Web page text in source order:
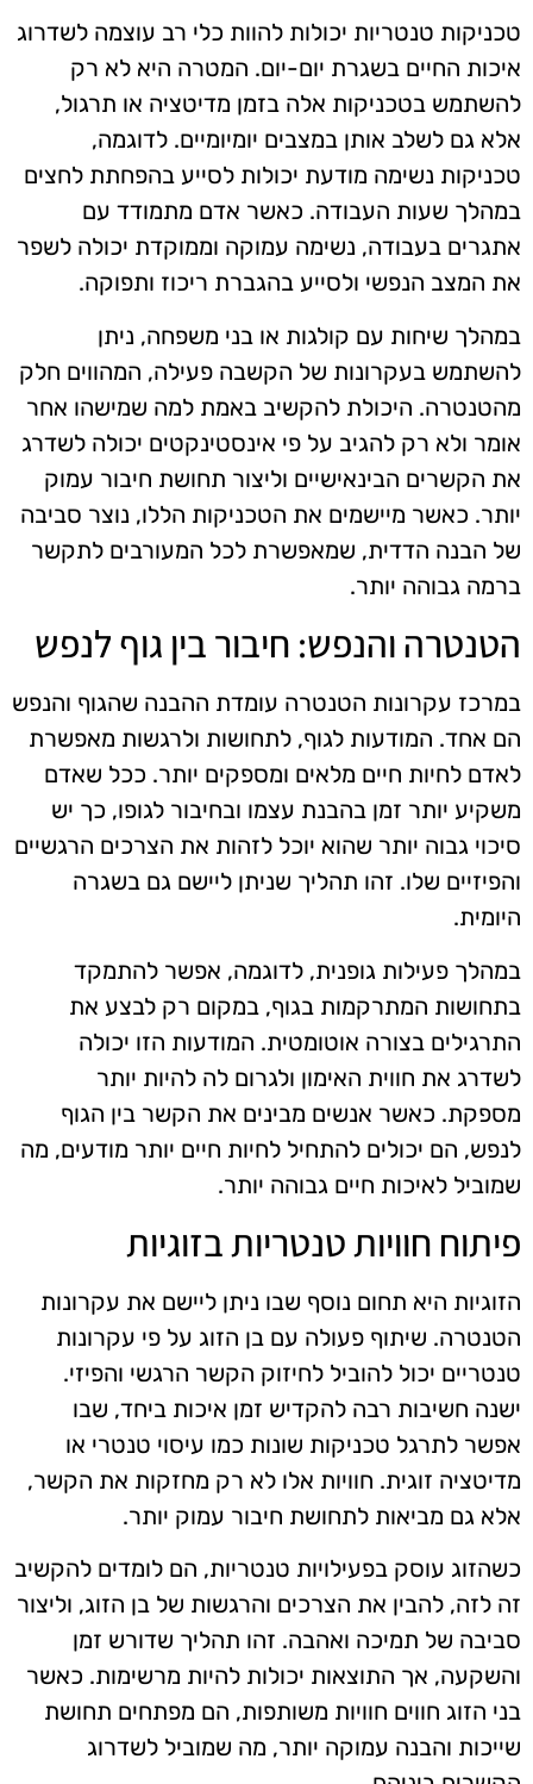
טכניקות טנטריות יכולות להוות כלי רב עוצמה לשדרוג
איכות החיים בשגרת יום-יום. המטרה היא לא רק
להשתמש בטכניקות אלה בזמן מדיטציה או תרגול,
אלא גם לשלב אותן במצבים יומיומיים. לדוגמה,
טכניקות נשימה מודעת יכולות לסייע בהפחתת לחצים
במהלך שעות העבודה. כאשר אדם מתמודד עם
אתגרים בעבודה, נשימה עמוקה וממוקדת יכולה לשפר
את המצב הנפשי ולסייע בהגברת ריכוז ותפוקה.
במהלך שיחות עם קולגות או בני משפחה, ניתן
להשתמש בעקרונות של הקשבה פעילה, המהווים חלק
מהטנטרה. היכולת להקשיב באמת למה שמישהו אחר
אומר ולא רק להגיב על פי אינסטינקטים יכולה לשדרג
את הקשרים הבינאישיים וליצור תחושת חיבור עמוק
יותר. כאשר מיישמים את הטכניקות הללו, נוצר סביבה
של הבנה הדדית, שמאפשרת לכל המעורבים לתקשר
ברמה גבוהה יותר.
הטנטרה והנפש: חיבור בין גוף לנפש
במרכז עקרונות הטנטרה עומדת ההבנה שהגוף והנפש
הם אחד. המודעות לגוף, לתחושות ולרגשות מאפשרת
לאדם לחיות חיים מלאים ומספקים יותר. ככל שאדם
משקיע יותר זמן בהבנת עצמו ובחיבור לגופו, כך יש
סיכוי גבוה יותר שהוא יוכל לזהות את הצרכים הרגשיים
והפיזיים שלו. זהו תהליך שניתן ליישם גם בשגרה
היומית.
במהלך פעילות גופנית, לדוגמה, אפשר להתמקד
בתחושות המתרקמות בגוף, במקום רק לבצע את
התרגילים בצורה אוטומטית. המודעות הזו יכולה
לשדרג את חווית האימון ולגרום לה להיות יותר
מספקת. כאשר אנשים מבינים את הקשר בין הגוף
לנפש, הם יכולים להתחיל לחיות חיים יותר מודעים, מה
שמוביל לאיכות חיים גבוהה יותר.
פיתוח חוויות טנטריות בזוגיות
הזוגיות היא תחום נוסף שבו ניתן ליישם את עקרונות
הטנטרה. שיתוף פעולה עם בן הזוג על פי עקרונות
טנטריים יכול להוביל לחיזוק הקשר הרגשי והפיזי.
ישנה חשיבות רבה להקדיש זמן איכות ביחד, שבו
אפשר לתרגל טכניקות שונות כמו עיסוי טנטרי או
מדיטציה זוגית. חוויות אלו לא רק מחזקות את הקשר,
אלא גם מביאות לתחושת חיבור עמוק יותר.
כשהזוג עוסק בפעילויות טנטריות, הם לומדים להקשיב
זה לזה, להבין את הצרכים והרגשות של בן הזוג, וליצור
סביבה של תמיכה ואהבה. זהו תהליך שדורש זמן
והשקעה, אך התוצאות יכולות להיות מרשימות. כאשר
בני הזוג חווים חוויות משותפות, הם מפתחים תחושת
שייכות והבנה עמוקה יותר, מה שמוביל לשדרוג